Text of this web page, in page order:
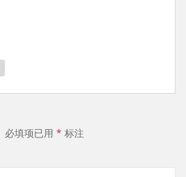
必填项已用 * 标注